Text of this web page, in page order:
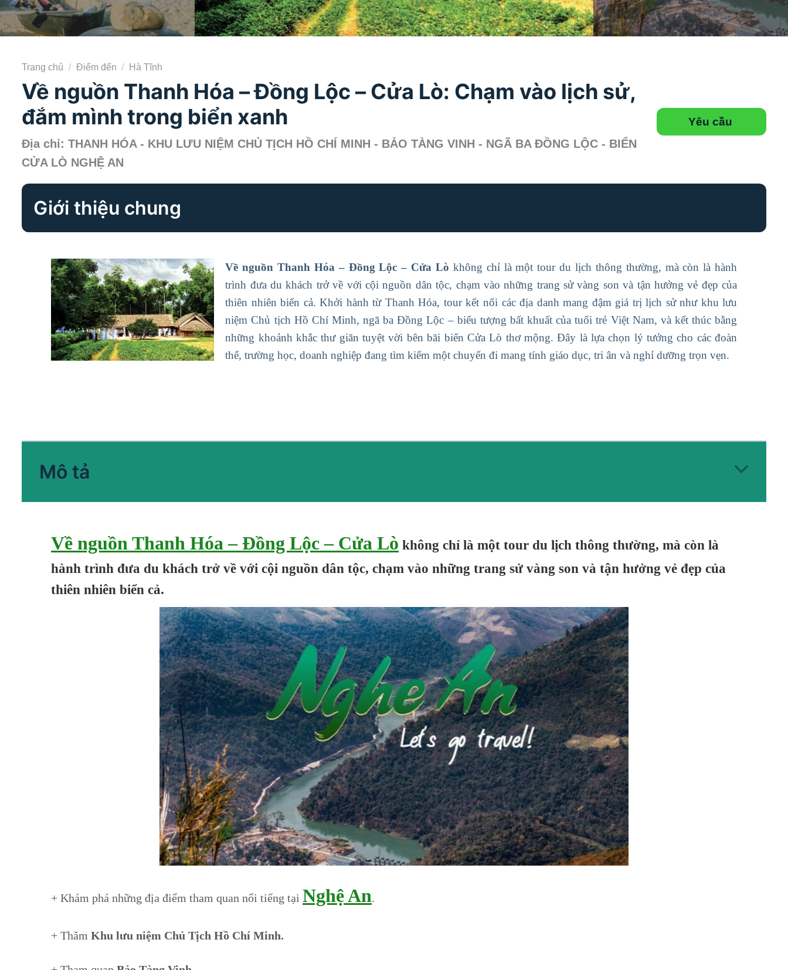
Trang chủ / Điểm đến / Hà Tĩnh
Về nguồn Thanh Hóa – Đồng Lộc – Cửa Lò: Chạm vào lịch sử,
đắm mình trong biển xanh
Địa chỉ: THANH HÓA - KHU LƯU NIỆM CHỦ TỊCH HỒ CHÍ MINH - BẢO TÀNG VINH - NGÃ BA ĐỒNG LỘC - BIỂN
CỬA LÒ NGHỆ AN
Yêu cầu
Giới thiệu chung
Về nguồn Thanh Hóa – Đồng Lộc – Cửa Lò không chỉ là một tour du lịch thông thường, mà còn là hành
trình đưa du khách trở về với cội nguồn dân tộc, chạm vào những trang sử vàng son và tận hưởng vẻ đẹp của
thiên nhiên biển cả. Khởi hành từ Thanh Hóa, tour kết nối các địa danh mang đậm giá trị lịch sử như khu lưu
niệm Chủ tịch Hồ Chí Minh, ngã ba Đồng Lộc – biểu tượng bất khuất của tuổi trẻ Việt Nam, và kết thúc bằng
những khoảnh khắc thư giãn tuyệt vời bên bãi biển Cửa Lò thơ mộng. Đây là lựa chọn lý tưởng cho các đoàn
thể, trường học, doanh nghiệp đang tìm kiếm một chuyến đi mang tính giáo dục, tri ân và nghỉ dưỡng trọn vẹn.
Mô tả
Về nguồn Thanh Hóa – Đồng Lộc – Cửa Lò không chỉ là một tour du lịch thông thường, mà còn là
hành trình đưa du khách trở về với cội nguồn dân tộc, chạm vào những trang sử vàng son và tận hưởng vẻ đẹp của
thiên nhiên biển cả.
+ Khám phá những địa điểm tham quan nổi tiếng tại Nghệ An.
+ Thăm Khu lưu niệm Chủ Tịch Hồ Chí Minh.